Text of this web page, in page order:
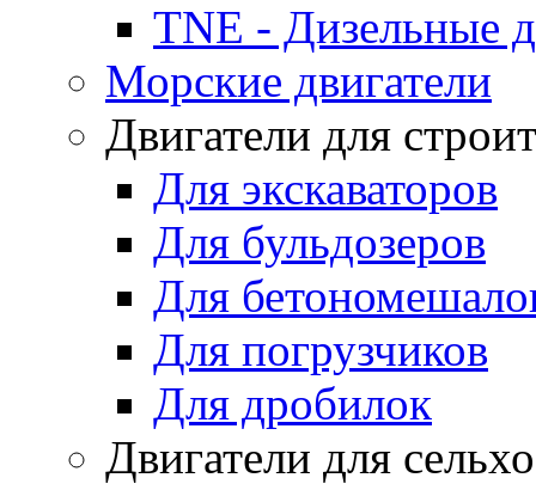
TNE - Дизельные
Морские двигатели
Двигатели для
Для экскаваторов
Для бульдозеров
Для
Для погрузчиков
Для дробилок
Двигатели для